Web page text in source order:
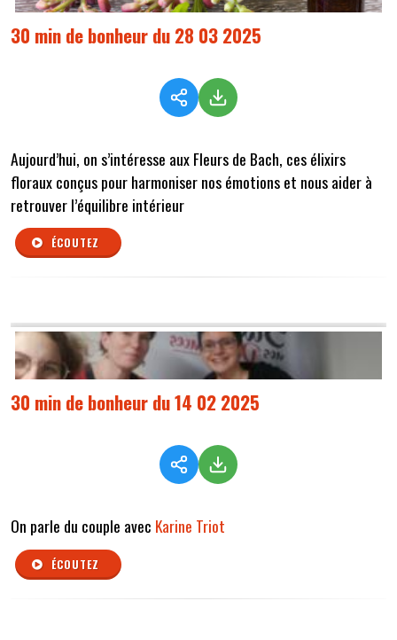
30 min de bonheur du 28 03 2025
Aujourd’hui, on s’intéresse aux Fleurs de Bach, ces élixirs
floraux conçus pour harmoniser nos émotions et nous aider à
retrouver l’équilibre intérieur
ÉCOUTEZ
30 min de bonheur du 14 02 2025
On parle du couple avec Karine Triot
ÉCOUTEZ